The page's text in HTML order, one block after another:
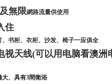
無限網路流量供使用
住
、书柜、衣柜、沙发、椅子一应俱全
视天线(可以用电脑看澳洲
大、 具有3間衛浴